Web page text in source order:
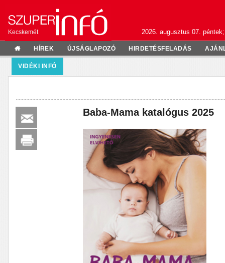
Kecskemét 2026. augusztus 07.
HÍREK ÚJSÁGLAPOZÓ HIRDETÉSFELADÁS
VIDÉKI INFÓ
Baba-Mama katalógus 2025